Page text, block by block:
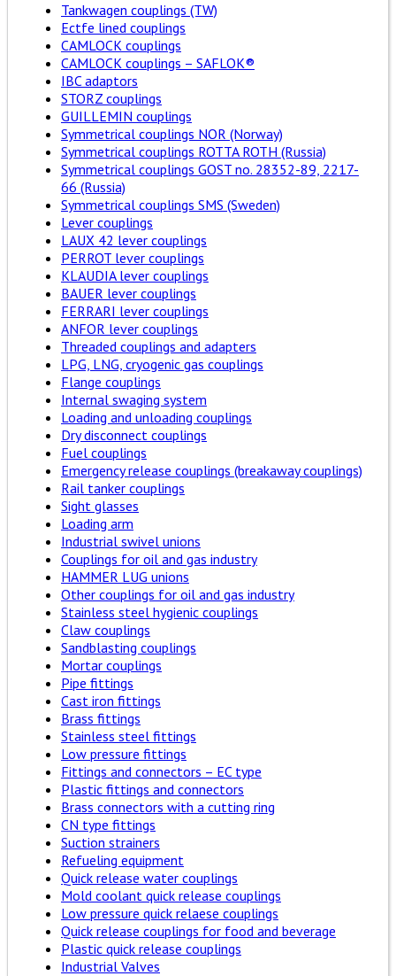
Tankwagen couplings (TW)
Ectfe lined couplings
CAMLOCK couplings
CAMLOCK couplings – SAFLOK®
IBC adaptors
STORZ couplings
GUILLEMIN couplings
Symmetrical couplings NOR (Norway)
Symmetrical couplings ROTTA ROTH (Russia)
Symmetrical couplings GOST no. 28352-89, 2217-
66 (Russia)
Symmetrical couplings SMS (Sweden)
Lever couplings
LAUX 42 lever couplings
PERROT lever couplings
KLAUDIA lever couplings
BAUER lever couplings
FERRARI lever couplings
ANFOR lever couplings
Threaded couplings and adapters
LPG, LNG, cryogenic gas couplings
Flange couplings
Internal swaging system
Loading and unloading couplings
Dry disconnect couplings
Fuel couplings
Emergency release couplings (breakaway couplings)
Rail tanker couplings
Sight glasses
Loading arm
Industrial swivel unions
Couplings for oil and gas industry
HAMMER LUG unions
Other couplings for oil and gas industry
Stainless steel hygienic couplings
Claw couplings
Sandblasting couplings
Mortar couplings
Pipe fittings
Cast iron fittings
Brass fittings
Stainless steel fittings
Low pressure fittings
Fittings and connectors – EC type
Plastic fittings and connectors
Brass connectors with a cutting ring
CN type fittings
Suction strainers
Refueling equipment
Quick release water couplings
Mold coolant quick release couplings
Low pressure quick relaese couplings
Quick release couplings for food and beverage
Plastic quick release couplings
Industrial Valves